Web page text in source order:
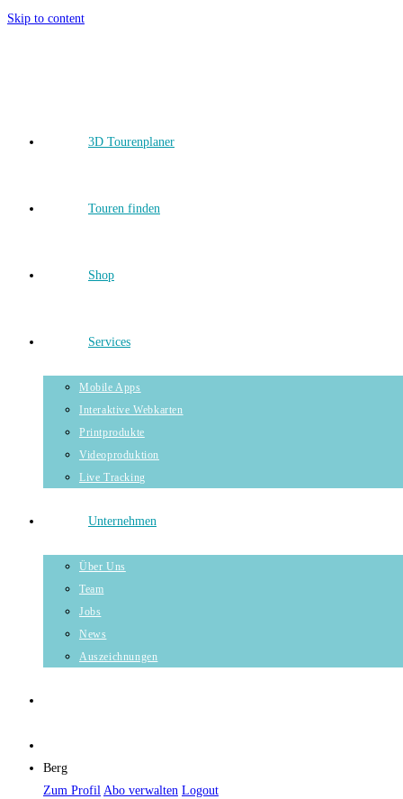
Skip to content
3D Tourenplaner
Touren finden
Shop
Services
Mobile Apps
Interaktive Webkarten
Printprodukte
Videoproduktion
Live Tracking
Unternehmen
Über Uns
Team
Jobs
News
Auszeichnungen
Berg
Zum Profil Abo verwalten Logout